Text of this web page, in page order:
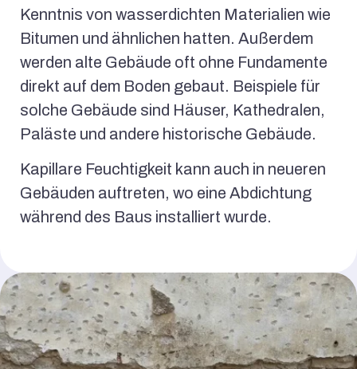
Kenntnis von wasserdichten Materialien wie
Bitumen und ähnlichen hatten. Außerdem
werden alte Gebäude oft ohne Fundamente
direkt auf dem Boden gebaut. Beispiele für
solche Gebäude sind Häuser, Kathedralen,
Paläste und andere historische Gebäude.
Kapillare Feuchtigkeit kann auch in neueren
Gebäuden auftreten, wo eine Abdichtung
während des Baus installiert wurde.